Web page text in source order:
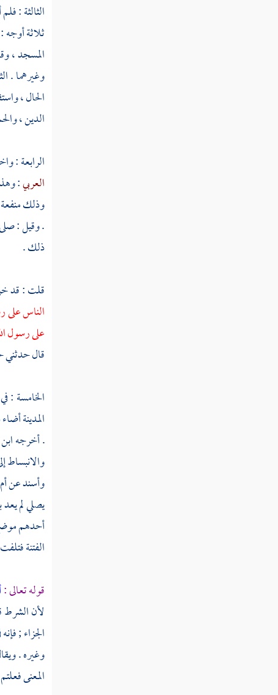
الثالثة :
ثلاثة
المسجد ،
وغيرهما .
الحال ،
الدين ،
الرابعة :
العربي:
وذلك
. وقيل :
ذلك .
قلت : قد
الناس على
على رسول
قال حدثني
الخامسة :
المدينة
. أخرجه
والانبساط
وأسند عن
يصلي لم
أحدهم
الفتنة
قوله تعالى :
لأن
الجزاء ;
وغيره .
المعنى